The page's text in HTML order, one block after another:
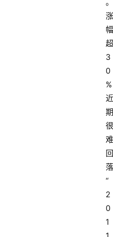
。
涨
幅
超
3
0
%
近
期
很
难
回
落
“
2
0
1